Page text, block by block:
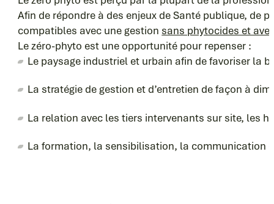
Afin de répondre à des enjeux de Santé publique, de
compatibles avec une gestion sans phytocides et
Le zéro-phyto est une opportunité pour repenser :
Le paysage industriel et urbain afin de favoriser la
La stratégie de gestion et d’entretien de façon à
La relation avec les tiers intervenants sur site, les
La formation, la sensibilisation, la communication